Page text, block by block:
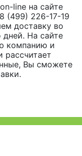
line на сайте
(499) 226-17-19
доставку во
дней. На сайте
компанию и
рассчитает
Вы сможете